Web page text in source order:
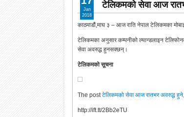
टेलिकमको सेवा आज
काठमाडौं,माघ ३ – आज राति नेपाल टेलिकमका
टेलिकमका अनुसार कम्पनीको ल्यान्डलाइन
सेवा अवरुद्ध हुनसक्छन्।
टेलिकमको सूचना
The postटेलिकमको सेवा आज रातभर अवरुद्ध
http://ift.tt/2Bb2eTU
Jan
2018